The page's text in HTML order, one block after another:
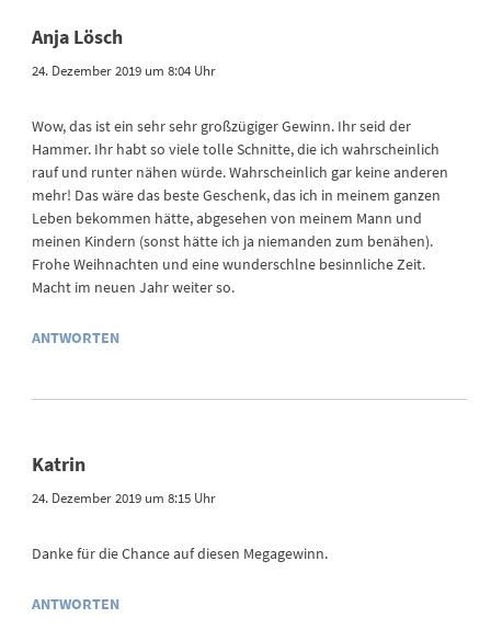
Anja Lösch
24. Dezember 2019 um 8:04 Uhr
Wow, das ist ein sehr sehr großzügiger Gewinn. Ihr seid der
Hammer. Ihr habt so viele tolle Schnitte, die ich wahrscheinlich
rauf und runter nähen würde. Wahrscheinlich gar keine anderen
mehr! Das wäre das beste Geschenk, das ich in meinem ganzen
Leben bekommen hätte, abgesehen von meinem Mann und
meinen Kindern (sonst hätte ich ja niemanden zum benähen).
Frohe Weihnachten und eine wunderschlne besinnliche Zeit.
Macht im neuen Jahr weiter so.
ANTWORTEN
Katrin
24. Dezember 2019 um 8:15 Uhr
Danke für die Chance auf diesen Megagewinn.
ANTWORTEN